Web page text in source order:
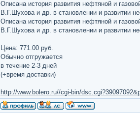
Описана история развития нефтяной и
В.Г.Шухова и др. в становлении и развитии
Описана история развития нефтяной и
В.Г.Шухова и др. в становлении и развитии
Цена: 771.00 руб.
Обычно отгружается
в течение 2-3 дней
(+время доставки)
http://www.bolero.ru//cgi-bin/